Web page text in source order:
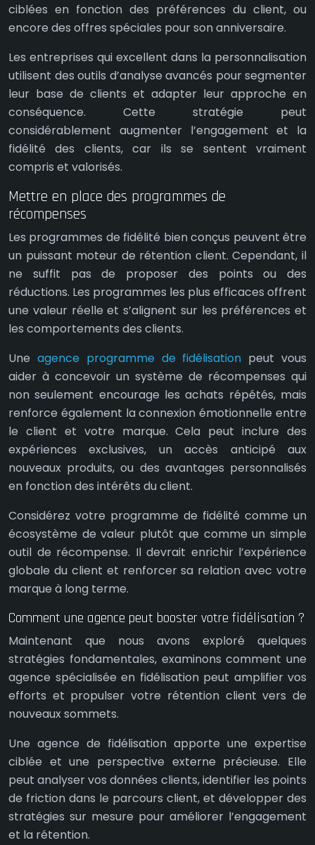
ciblées en fonction des préférences du client, ou
encore des offres spéciales pour son anniversaire.
Les entreprises qui excellent dans la personnalisation
utilisent des outils d’analyse avancés pour segmenter
leur base de clients et adapter leur approche en
conséquence. Cette stratégie peut
considérablement augmenter l’engagement et la
fidélité des clients, car ils se sentent vraiment
compris et valorisés.
Mettre en place des programmes de
récompenses
Les programmes de fidélité bien conçus peuvent être
un puissant moteur de rétention client. Cependant, il
ne suffit pas de proposer des points ou des
réductions. Les programmes les plus efficaces offrent
une valeur réelle et s’alignent sur les préférences et
les comportements des clients.
Une agence programme de fidélisation peut vous
aider à concevoir un système de récompenses qui
non seulement encourage les achats répétés, mais
renforce également la connexion émotionnelle entre
le client et votre marque. Cela peut inclure des
expériences exclusives, un accès anticipé aux
nouveaux produits, ou des avantages personnalisés
en fonction des intérêts du client.
Considérez votre programme de fidélité comme un
écosystème de valeur plutôt que comme un simple
outil de récompense. Il devrait enrichir l’expérience
globale du client et renforcer sa relation avec votre
marque à long terme.
Comment une agence peut booster votre fidélisation ?
Maintenant que nous avons exploré quelques
stratégies fondamentales, examinons comment une
agence spécialisée en fidélisation peut amplifier vos
efforts et propulser votre rétention client vers de
nouveaux sommets.
Une agence de fidélisation apporte une expertise
ciblée et une perspective externe précieuse. Elle
peut analyser vos données clients, identifier les points
de friction dans le parcours client, et développer des
stratégies sur mesure pour améliorer l’engagement
et la rétention.